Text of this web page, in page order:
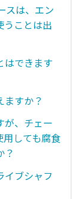
スは、エン
うことは出
はできます
すか？
が、チェー
用しても腐食
？
イブシャフ